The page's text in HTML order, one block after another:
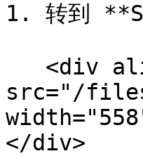
1. 转到
src="/files/
</div>